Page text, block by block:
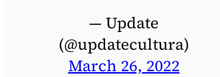
— Update
(@updatecultura)
March 26, 2022